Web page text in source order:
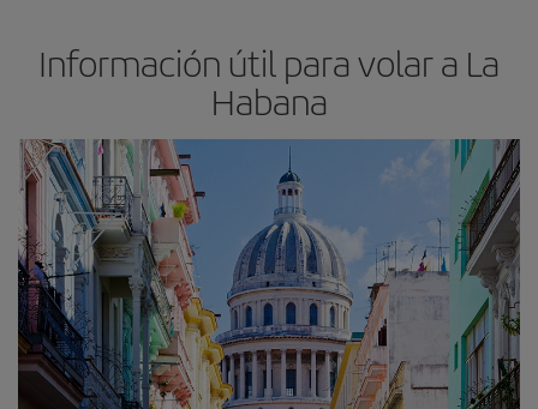
Información útil para volar a La
Habana